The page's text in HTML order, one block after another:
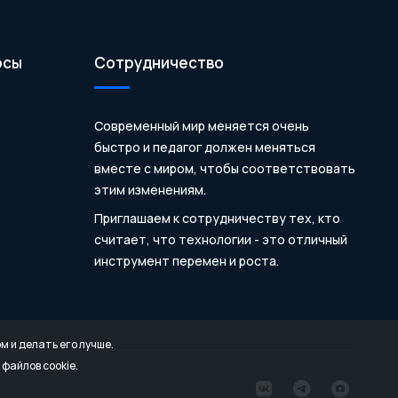
Сотрудничество
Современный мир меняется очень
быстро и педагог должен меняться
вместе с миром, чтобы соответствовать
этим изменениям.
Приглашаем к сотрудничеству тех, кто
считает, что технологии - это отличный
инструмент перемен и роста.
и делать его лучше.
cookie.